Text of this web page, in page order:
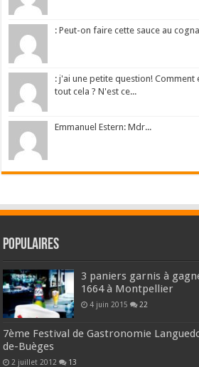
: Peut-on faire cette sauce au
: j'ai une petite question!
tout cela ? N'est ce...
Emmanuel Estern: Mdr...
Populaires
3 paniers garnis à
1664 à Montpellier
4 juin 2015 22
7ème Festival de Gastronomie
de-Buèges
2 juillet 2012 13